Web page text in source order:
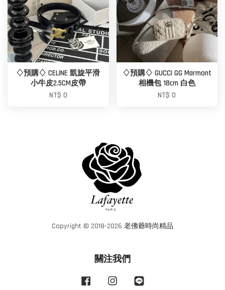
♢預購♢ CELINE 凱旋平滑
小牛皮2.5CM皮帶
NT$ 0
♢預購♢ GUCCI GG Marmont
相機包 18cm 白色
NT$ 0
Copyright © 2018-2026 老佛爺時尚精品
關注我們
Facebook Instagram